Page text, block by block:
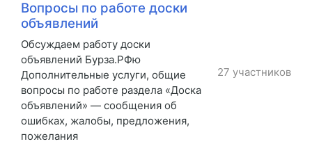
Вопросы по работе доски
объявлений
Обсуждаем работу доски
объявлений Бурза.РФю
Дополнительные услуги, общие
вопросы по работе раздела «Доска
объявлений» — сообщения об
ошибках, жалобы, предложения,
пожелания
27 участников